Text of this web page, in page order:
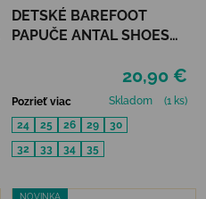
DETSKÉ BAREFOOT
PAPUČE ANTAL SHOES
20,90 €
Pozrieť viac Skladom
(1 ks)
24
25 26 29
30
32
33 34 35
NOVINKA